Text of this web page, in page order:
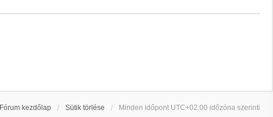
Fórum kezdőlap Sütik törlése Minden időpont UTC+02:00 időzóna szerinti